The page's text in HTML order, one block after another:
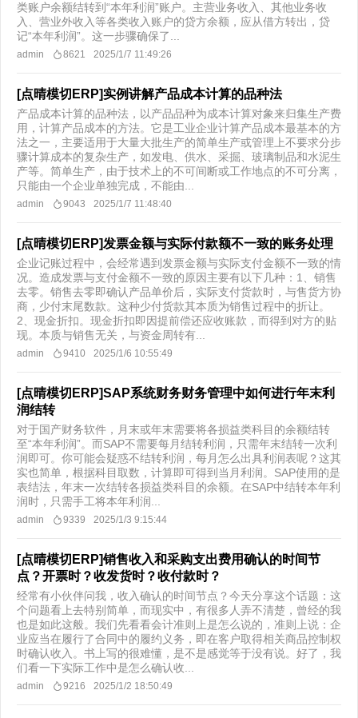
类账户余额结转到“本年利润”账户。主营业务收入、其他业务收
入、营业外收入等各类收入账户的贷方余额，应从借方转出，贷
记“本年利润”。这一步骤确保了...
admin 8621 2025/1/7 11:49:26
[点晴模切ERP]实例讲解产品成本计算的品种法
产品成本计算的品种法，以产品品种为成本计算对象来归集生产费
用，计算产品成本的方法。它是工业企业计算产品成本最基本的方
法之一，主要适用于大量大批生产的简单生产或管理上不要求分步
骤计算成本的复杂生产，如发电、供水、采掘、玻璃制品和水泥生
产等。简单生产，由于技术上的不可间断或工作地点的不可分离，
只能由一个企业单独完成，不能由...
admin 9043 2025/1/7 11:48:40
[点晴模切ERP]发票金额与实际付款额不一致的账务处理
企业记账过程中，会经常遇到发票金额与实际支付金额不一致的情
况。造成发票与支付金额不一致的原因主要有以下几种：1、销售
去零。销售去零即确认产品单价后，实际支付货款时，与售货方协
商，少付末尾数款。这种少付货款其本质为销售过程中的折让。
2、现金折扣。现金折扣即因提前偿还应收账款，而得到对方的贴
现。本质与销售无关，与资金周转有...
admin 9410 2025/1/6 10:55:49
[点晴模切ERP]SAP系统财务财务管理中如何进行年末利
润结转
对于国产财务软件，月末或年末需要将各损益类科目的余额结转
至“本年利润”。而SAP不需要每月结转利润，只需年末结转一次利
润即可。你可能会疑惑不结转利润，每月怎么出具利润表呢？这其
实也简单，根据科目取数，计算即可得到当月利润。SAP使用的是
表结法，年末一次结转各损益类科目的余额。在SAP中结转本年利
润时，只需手工将本年利润...
admin 9339 2025/1/3 9:15:44
[点晴模切ERP]销售收入和采购支出费用确认的时间节
点？开票时？收发货时？收付款时？
经常有小伙伴问我，收入确认的时间节点？今天分享这个话题：这
个问题看上去特别简单，而现实中，有很多人弄不清楚，曾经的我
也是如此这般。我们先看看会计准则上是怎么说的，准则上说：企
业应当在履行了合同中的履约义务，即在客户取得相关商品控制权
时确认收入。书上写的很难懂，是不是感觉等于没有说。好了，我
们看一下实际工作中是怎么确认收...
admin 9216 2025/1/2 18:50:49